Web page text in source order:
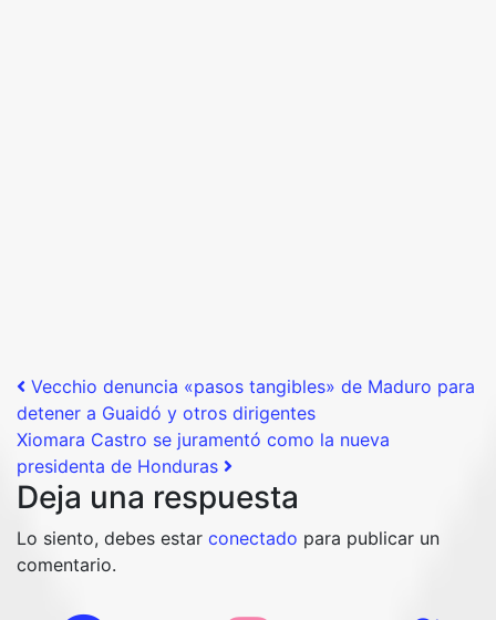
Post navigation
Vecchio denuncia «pasos tangibles» de Maduro para
detener a Guaidó y otros dirigentes
Xiomara Castro se juramentó como la nueva
presidenta de Honduras
Deja una respuesta
Lo siento, debes estar conectado para publicar un
comentario.